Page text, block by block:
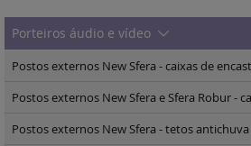
Porteiros áudio e vídeo
Postos externos New Sfera - caixas de
Postos externos New Sfera e Sfera Robur -
Postos externos New Sfera - tetos